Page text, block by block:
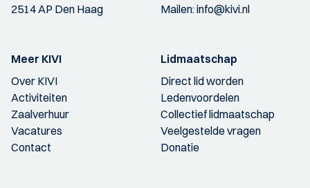
2514 AP Den Haag
Mailen:info@kivi.nl
Meer KIVI
Over KIVI
Activiteiten
Zaalverhuur
Vacatures
Contact
Lidmaatschap
Direct lid worden
Ledenvoordelen
Collectief lidmaatschap
Veelgestelde vragen
Donatie